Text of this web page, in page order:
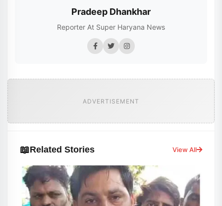
Pradeep Dhankhar
Reporter At Super Haryana News
ADVERTISEMENT
📖Related Stories View All